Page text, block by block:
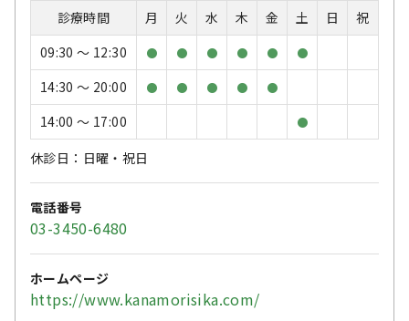
診療時間
月 火 水 木 金 土 日
祝
09:30 〜 12:30
● ● ● ● ● ●
14:30 〜 20:00 ● ● ● ● ●
14:00 〜 17:00 ●
休診日：日曜・祝日
電話番号
03-3450-6480
ホームページ
https://www.kanamorisika.com/